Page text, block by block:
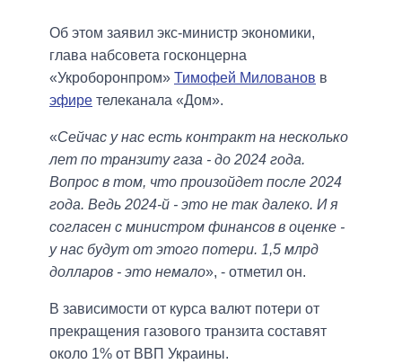
Об этом заявил экс-министр экономики,
глава набсовета госконцерна
«Укроборонпром» Тимофей Милованов в
эфире телеканала «Дом».
«Сейчас у нас есть контракт на несколько
лет по транзиту газа - до 2024 года.
Вопрос в том, что произойдет после 2024
года. Ведь 2024-й - это не так далеко. И я
согласен с министром финансов в оценке -
у нас будут от этого потери. 1,5 млрд
долларов - это немало», - отметил он.
В зависимости от курса валют потери от
прекращения газового транзита составят
около 1% от ВВП Украины.